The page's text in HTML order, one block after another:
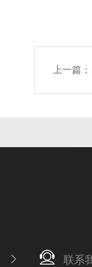
上一篇：
联系